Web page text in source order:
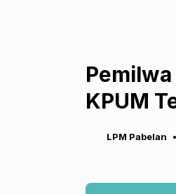
KPUM
LPM Pabelan